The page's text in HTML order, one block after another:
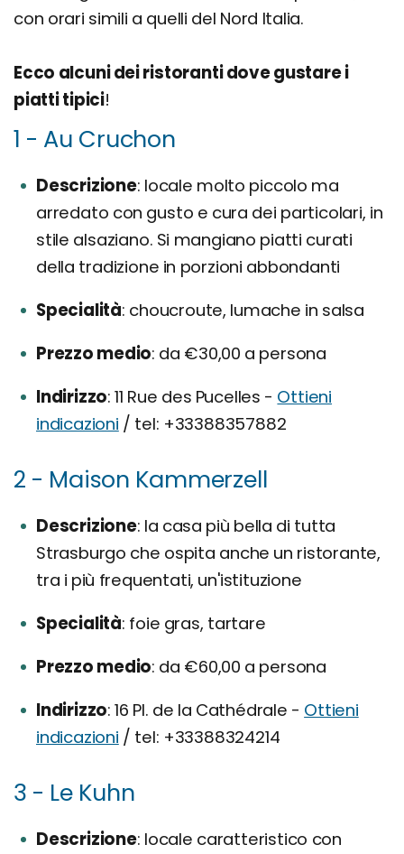
con orari simili a quelli del Nord Italia.
Ecco alcuni dei ristoranti dove gustare i
piatti tipici!
1 - Au Cruchon
Descrizione locale molto piccolo ma
arredato con gusto e cura dei particolari, in
stile alsaziano. Si mangiano piatti curati
della tradizione in porzioni abbondanti
Specialità choucroute, lumache in salsa
Prezzo medio da €30,00 a persona
Indirizzo 11 Rue des Pucelles - Ottieni
indicazioni / tel: +33388357882
2 - Maison Kammerzell
Descrizione la casa più bella di tutta
Strasburgo che ospita anche un ristorante,
tra i più frequentati, un'istituzione
Specialità foie gras, tartare
Prezzo medio da €60,00 a persona
Indirizzo 16 Pl. de la Cathédrale - Ottieni
indicazioni / tel: +33388324214
3 - Le Kuhn
Descrizione locale caratteristico con